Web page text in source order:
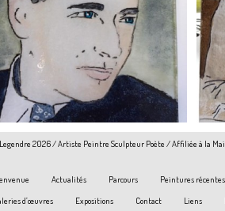
+
2026 / Artiste Peintre Sculpteur Poète / Affiliée à la
Actualités Parcours Peintures récentes
d’œuvres
Expositions Contact Liens